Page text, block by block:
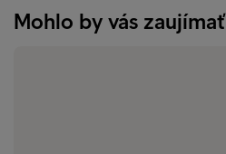
Mohlo by vás zaujímať